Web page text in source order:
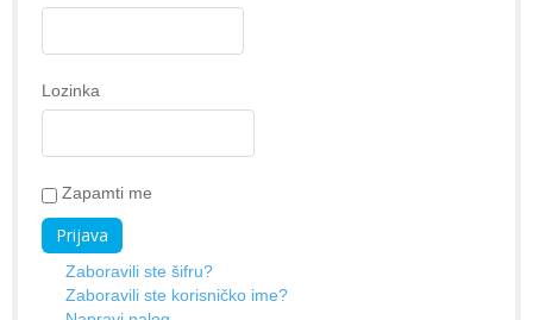
Lozinka
Zapamti me
Zaboravili ste šifru?
Zaboravili ste korisničko ime?